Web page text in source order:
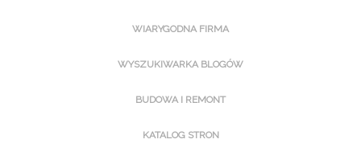
WIARYGODNA FIRMA
WYSZUKIWARKA BLOGÓW
BUDOWA I REMONT
KATALOG STRON